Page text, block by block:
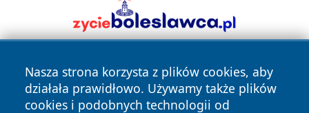
Nasza strona korzysta z plików cookies, aby
działała prawidłowo. Używamy także plików
cookies i podobnych technologii od